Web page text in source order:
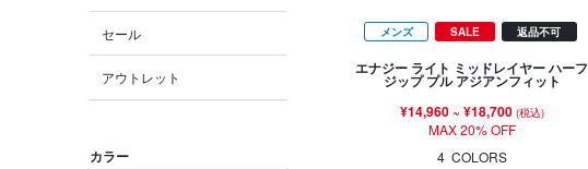
セール
アウトレット
カラー
メンズ SALE 返品不可
エナジー ライト ミッドレイヤー ハーフ
ジップ プル アジアンフィット
¥14,960~ ¥18,700 (税込)
MAX 20% OFF
4 COLORS